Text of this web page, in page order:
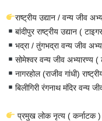
राष्ट्रीय उद्यान / वन्य जीव
बांदीपुर राष्ट्रीय उद्यान (
भद्रा / तुंगभद्रा वन्य जीव
सोमेश्वर वन्य जीव अभ्यारण्य (
नागरहोल (राजीव गांधी)
बिलीगिरी रंगनाथ मंदिर वन्य
प्रमुख लोक नृत्य ( कर्नाटक )